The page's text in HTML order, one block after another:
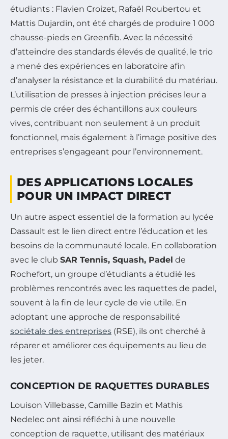
étudiants : Flavien Croizet, Rafaël Roubertou et
Mattis Dujardin, ont été chargés de produire 1 000
chausse-pieds en Greenfib. Avec la nécessité
d’atteindre des standards élevés de qualité, le trio
a mené des expériences en laboratoire afin
d’analyser la résistance et la durabilité du matériau.
L’utilisation de presses à injection précises leur a
permis de créer des échantillons aux couleurs
vives, contribuant non seulement à un produit
fonctionnel, mais également à l’image positive des
entreprises s’engageant pour l’environnement.
DES APPLICATIONS LOCALES
POUR UN IMPACT DIRECT
Un autre aspect essentiel de la formation au lycée
Dassault est le lien direct entre l’éducation et les
besoins de la communauté locale. En collaboration
avec le club SAR Tennis, Squash, Padel de
Rochefort, un groupe d’étudiants a étudié les
problèmes rencontrés avec les raquettes de padel,
souvent à la fin de leur cycle de vie utile. En
adoptant une approche de responsabilité
sociétale des entreprises (RSE), ils ont cherché à
réparer et améliorer ces équipements au lieu de
les jeter.
CONCEPTION DE RAQUETTES DURABLES
Louison Villebasse, Camille Bazin et Mathis
Nedelec ont ainsi réfléchi à une nouvelle
conception de raquette, utilisant des matériaux